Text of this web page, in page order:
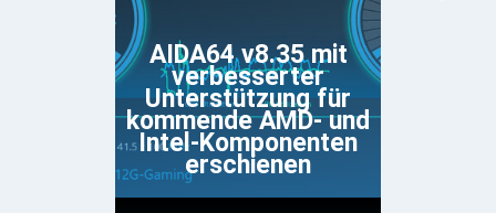
AIDA64 v8.35 mit
verbesserter
Unterstützung für
kommende AMD- und
Intel-Komponenten
erschienen